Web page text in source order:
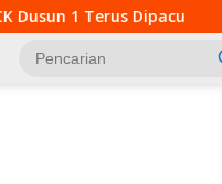
Bentengi Generasi